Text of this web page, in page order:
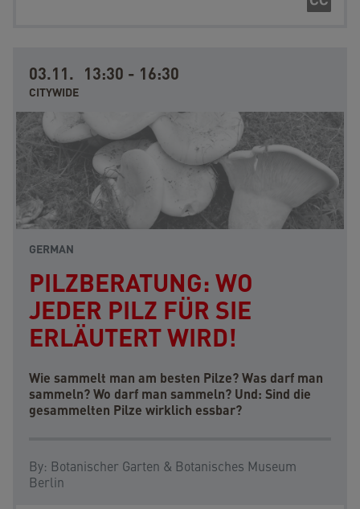
03.11. 13:30 - 16:30
CITYWIDE
GERMAN
PILZBERATUNG: WO
JEDER PILZ FÜR SIE
ERLÄUTERT WIRD!
Wie sammelt man am besten Pilze? Was darf man
sammeln? Wo darf man sammeln? Und: Sind die
gesammelten Pilze wirklich essbar?
By: Botanischer Garten & Botanisches Museum
Berlin